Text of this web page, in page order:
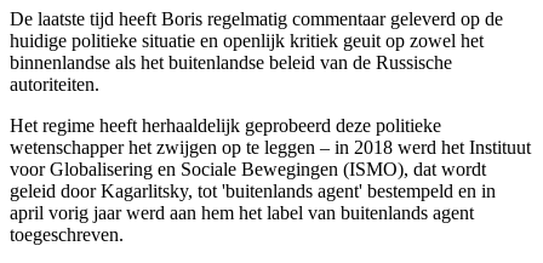
De laatste tijd heeft Boris regelmatig commentaar geleverd op de
huidige politieke situatie en openlijk kritiek geuit op zowel het
binnenlandse als het buitenlandse beleid van de Russische
autoriteiten.
Het regime heeft herhaaldelijk geprobeerd deze politieke
wetenschapper het zwijgen op te leggen ‒ in 2018 werd het Instituut
voor Globalisering en Sociale Bewegingen (ISMO), dat wordt
geleid door Kagarlitsky, tot 'buitenlands agent' bestempeld en in
april vorig jaar werd aan hem het label van buitenlands agent
toegeschreven.